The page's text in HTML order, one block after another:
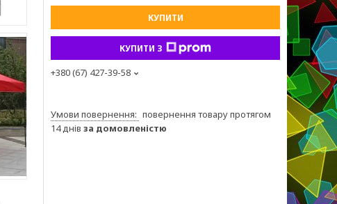
КУПИТИ
КУПИТИ З
+380 (67) 427-39-58
повернення товару протягом
14 днів за домовленістю